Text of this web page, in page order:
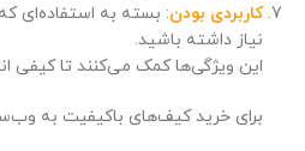
کاربردی بودن: بسته به استفاده‌ای
نیاز داشته باشید.
این ویژگی‌ها کمک می‌کنند تا کیفی
برای خرید کیف‌های باکیفیت به